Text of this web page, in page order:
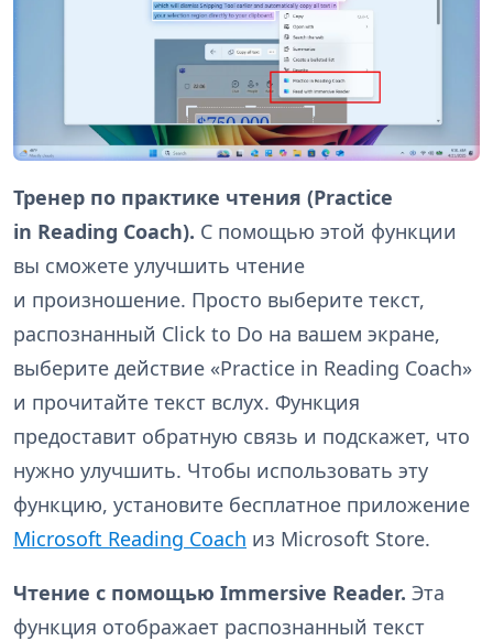
Тренер по практике чтения (Practice
in Reading Coach). С помощью этой функции
вы сможете улучшить чтение
и произношение. Просто выберите текст,
распознанный Click to Do на вашем экране,
выберите действие «Practice in Reading Coach»
и прочитайте текст вслух. Функция
предоставит обратную связь и подскажет, что
нужно улучшить. Чтобы использовать эту
функцию, установите бесплатное приложение
Microsoft Reading Coach из Microsoft Store.
Чтение с помощью Immersive Reader. Эта
функция отображает распознанный текст